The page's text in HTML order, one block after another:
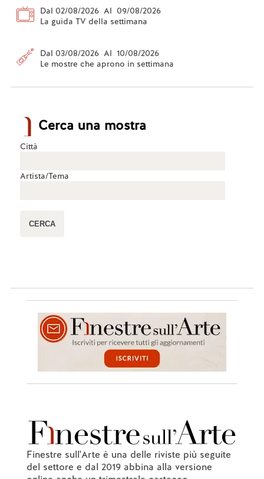
Dal 02/08/2026 Al 09/08/2026
La guida TV della settimana
Dal 03/08/2026 Al 10/08/2026
Le mostre che aprono in settimana
Cerca una mostra
Città
Artista/Tema
Finestre sull'Arte è una delle riviste più seguite
del settore e dal 2019 abbina alla versione